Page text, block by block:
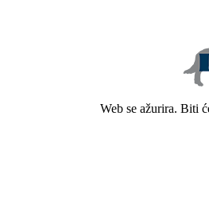
Web se ažurira. Biti